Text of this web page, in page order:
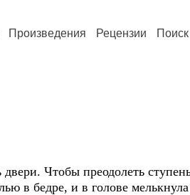
Произведения Рецензии Поиск
Чтобы преодолеть
в бедре, и в голове